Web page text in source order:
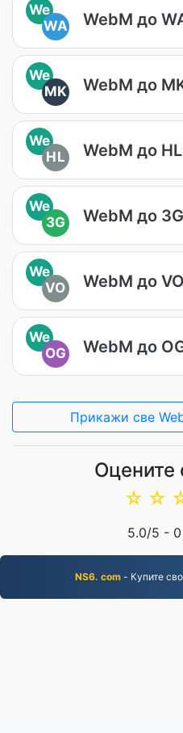
We
WA
WebM до
We
MK
WebM до
We
HL
WebM до
We
3G
WebM до
We
VO
WebM до
We
OG
WebM до
Прикажи све
Оцените
☆
☆
5.0/5 - 0
NS6. com- Купите